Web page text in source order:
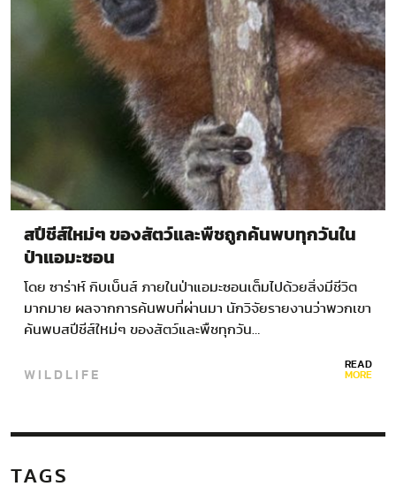
สปีชีส์ใหม่ๆ ของสัตว์และพืชถูกค้นพบทุกวันใน
ป่าแอมะซอน
โดย ซาร่าห์ กิบเบ็นส์ ภายในป่าแอมะซอนเต็มไปด้วยสิ่งมีชีวิต
มากมาย ผลจากการค้นพบที่ผ่านมา นักวิจัยรายงานว่าพวกเขา
ค้นพบสปีชีส์ใหม่ๆ ของสัตว์และพืชทุกวัน…
WILDLIFE READ
MORE
TAGS